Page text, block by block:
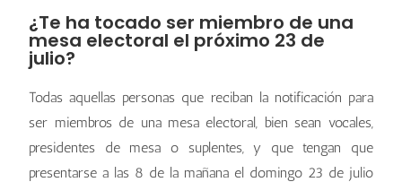
¿Te ha tocado ser miembro de una
mesa electoral el próximo 23 de
julio?
Todas aquellas personas que reciban la notificación para
ser miembros de una mesa electoral, bien sean vocales,
presidentes de mesa o suplentes, y que tengan que
presentarse a las 8 de la mañana el domingo 23 de julio